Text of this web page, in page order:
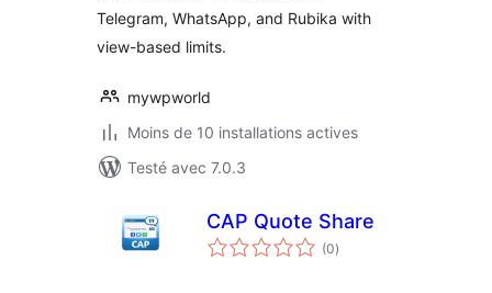
Telegram, WhatsApp, and Rubika with
view-based limits.
mywpworld
Moins de 10 installations actives
Testé avec 7.0.3
CAP Quote Share
(0notes
en
)